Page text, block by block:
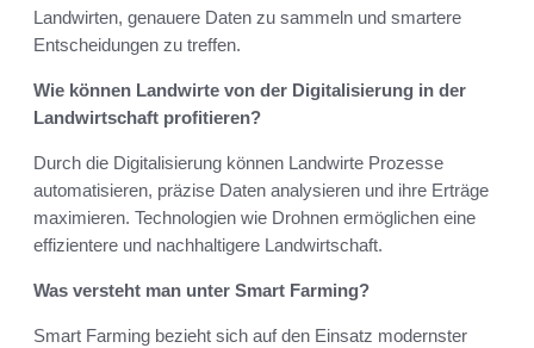
Landwirten, genauere Daten zu sammeln und smartere
Entscheidungen zu treffen.
Wie können Landwirte von der Digitalisierung in der
Landwirtschaft profitieren?
Durch die Digitalisierung können Landwirte Prozesse
automatisieren, präzise Daten analysieren und ihre Erträge
maximieren. Technologien wie Drohnen ermöglichen eine
effizientere und nachhaltigere Landwirtschaft.
Was versteht man unter Smart Farming?
Smart Farming bezieht sich auf den Einsatz modernster